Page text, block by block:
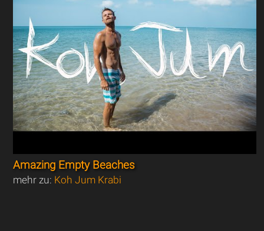
Amazing Empty Beaches
mehr zu: Koh Jum Krabi